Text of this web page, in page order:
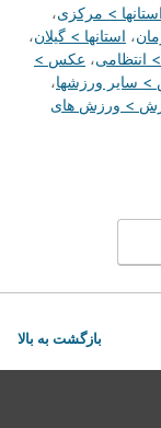
استانها > مرکزی،
، استانها > گیلان،
انتظامی، عکس >
سایر ورزشها،
> ورزش های
بازگشت به بالا